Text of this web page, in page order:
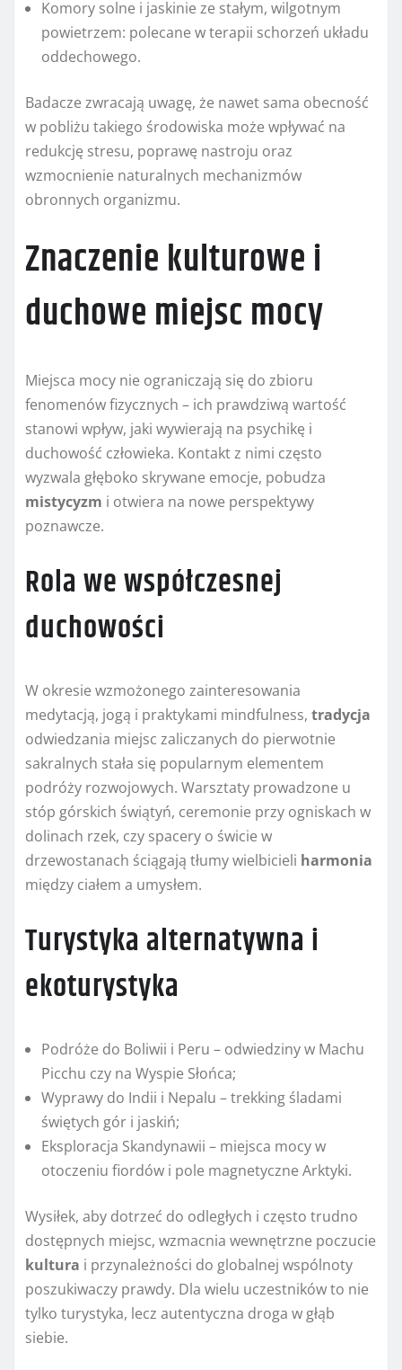
Komory solne i jaskinie ze stałym, wilgotnym
powietrzem: polecane w terapii schorzeń układu
oddechowego.
Badacze zwracają uwagę, że nawet sama obecność
w pobliżu takiego środowiska może wpływać na
redukcję stresu, poprawę nastroju oraz
wzmocnienie naturalnych mechanizmów
obronnych organizmu.
Znaczenie kulturowe i
duchowe miejsc mocy
Miejsca mocy nie ograniczają się do zbioru
fenomenów fizycznych – ich prawdziwą wartość
stanowi wpływ, jaki wywierają na psychikę i
duchowość człowieka. Kontakt z nimi często
wyzwala głęboko skrywane emocje, pobudza
mistycyzm i otwiera na nowe perspektywy
poznawcze.
Rola we współczesnej
duchowości
W okresie wzmożonego zainteresowania
medytacją, jogą i praktykami mindfulness, tradycja
odwiedzania miejsc zaliczanych do pierwotnie
sakralnych stała się popularnym elementem
podróży rozwojowych. Warsztaty prowadzone u
stóp górskich świątyń, ceremonie przy ogniskach w
dolinach rzek, czy spacery o świcie w
drzewostanach ściągają tłumy wielbicieli harmonia
między ciałem a umysłem.
Turystyka alternatywna i
ekoturystyka
Podróże do Boliwii i Peru – odwiedziny w Machu
Picchu czy na Wyspie Słońca;
Wyprawy do Indii i Nepalu – trekking śladami
świętych gór i jaskiń;
Eksploracja Skandynawii – miejsca mocy w
otoczeniu fiordów i pole magnetyczne Arktyki.
Wysiłek, aby dotrzeć do odległych i często trudno
dostępnych miejsc, wzmacnia wewnętrzne poczucie
kultura i przynależności do globalnej wspólnoty
poszukiwaczy prawdy. Dla wielu uczestników to nie
tylko turystyka, lecz autentyczna droga w głąb
siebie.